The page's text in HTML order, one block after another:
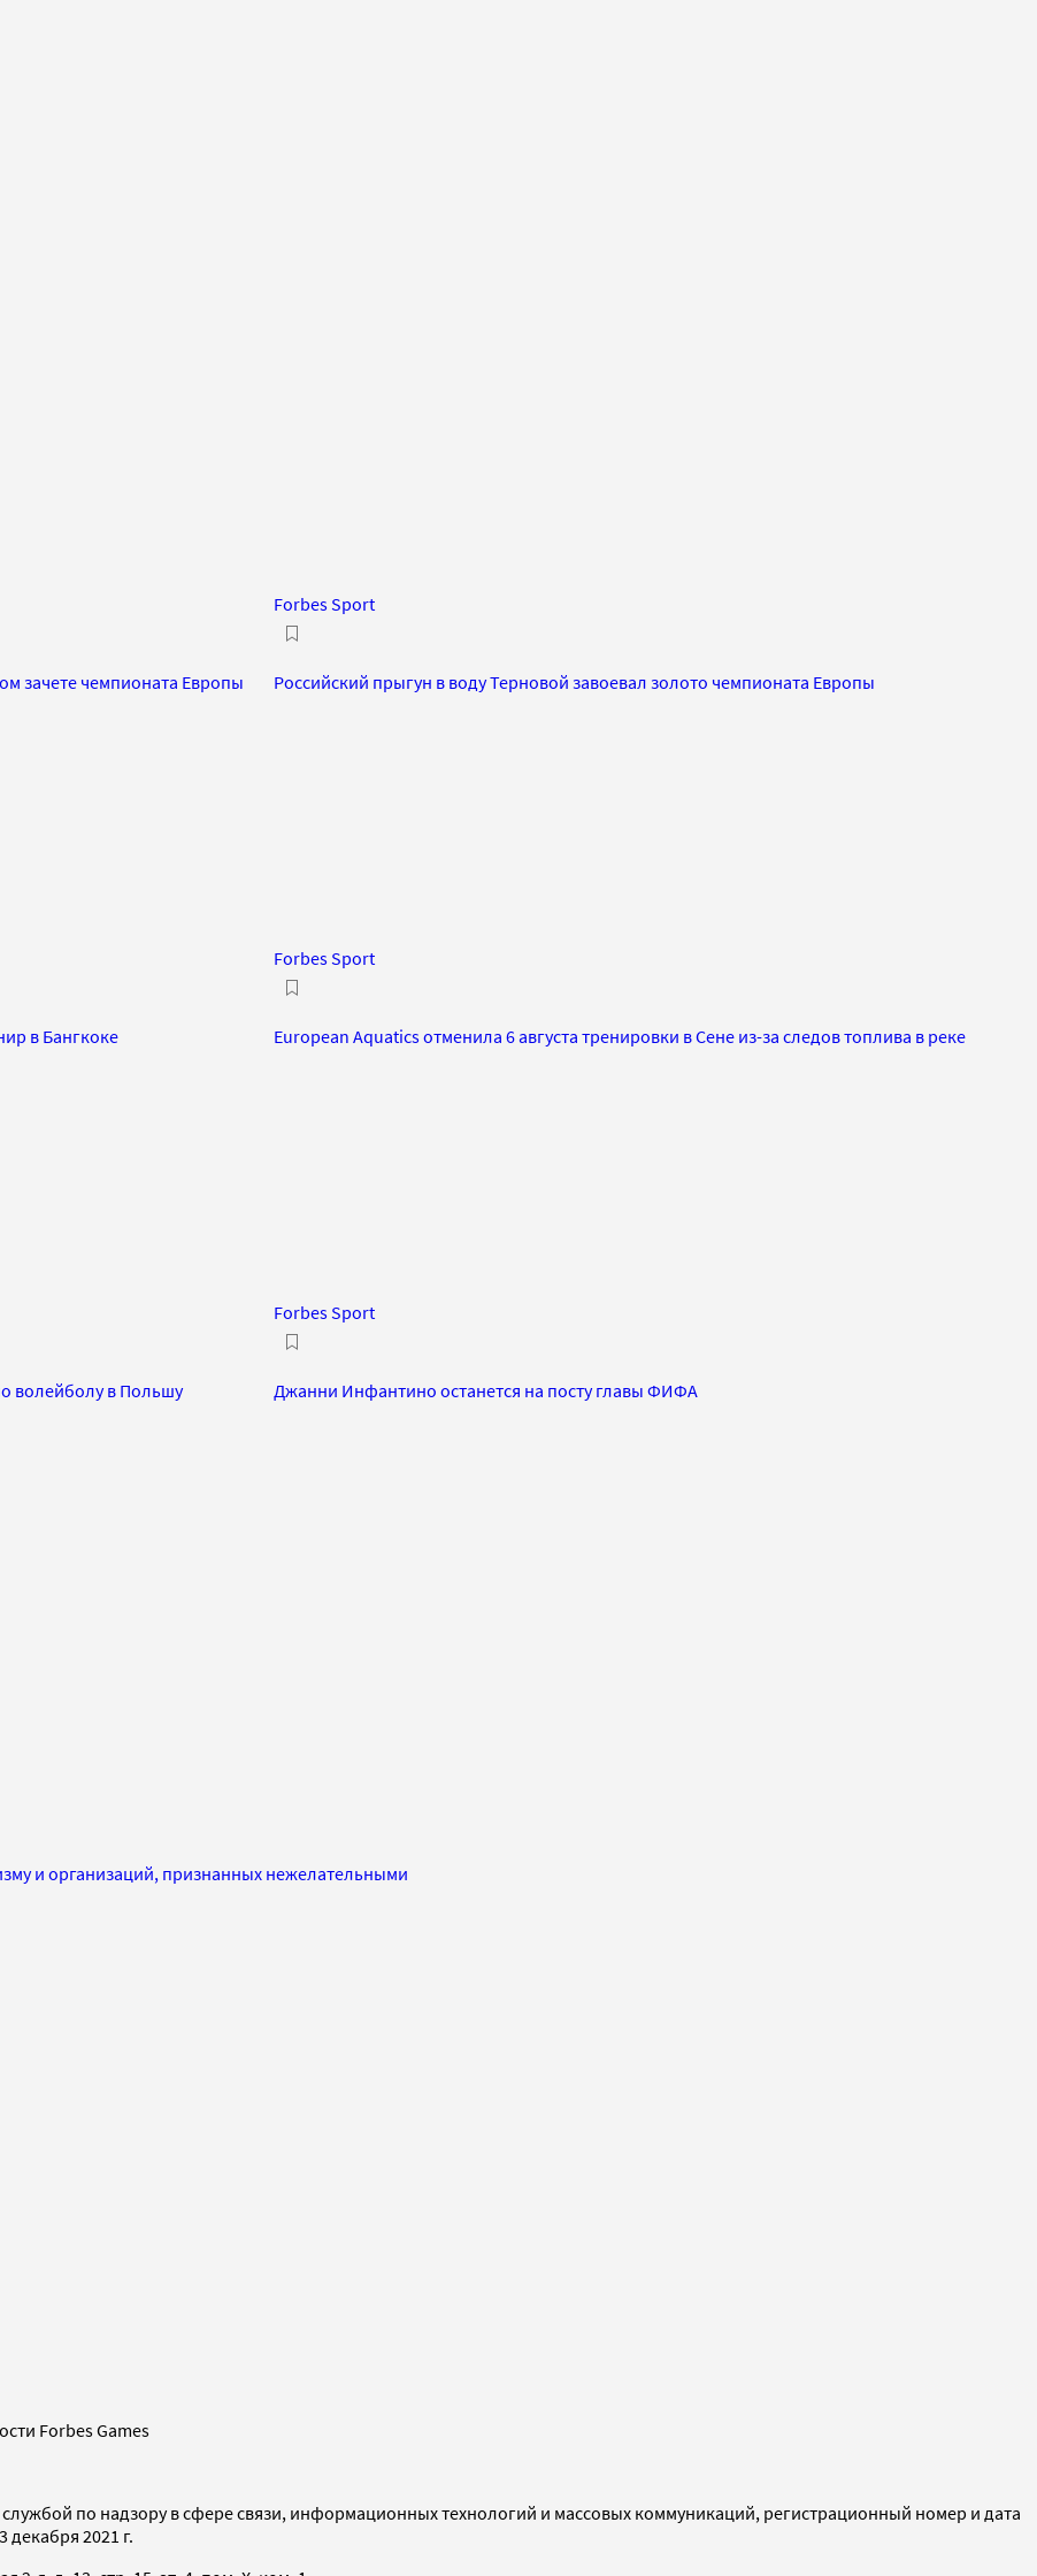
зачете чемпионата Европы
Forbes Sport
Российский прыгун в воду Терновой завоевал золото чемпионата Европы
в Бангкоке
Forbes Sport
European Aquatics отменила 6 августа тренировки в Сене из-за следов топлива в реке
волейболу в Польшу
Forbes Sport
Джанни Инфантино останется на посту главы ФИФА
и организаций, признанных нежелательными
Forbes Games
по надзору в сфере связи, информационных технологий и массовых коммуникаций, регистрационный номер и дата
2021 г.